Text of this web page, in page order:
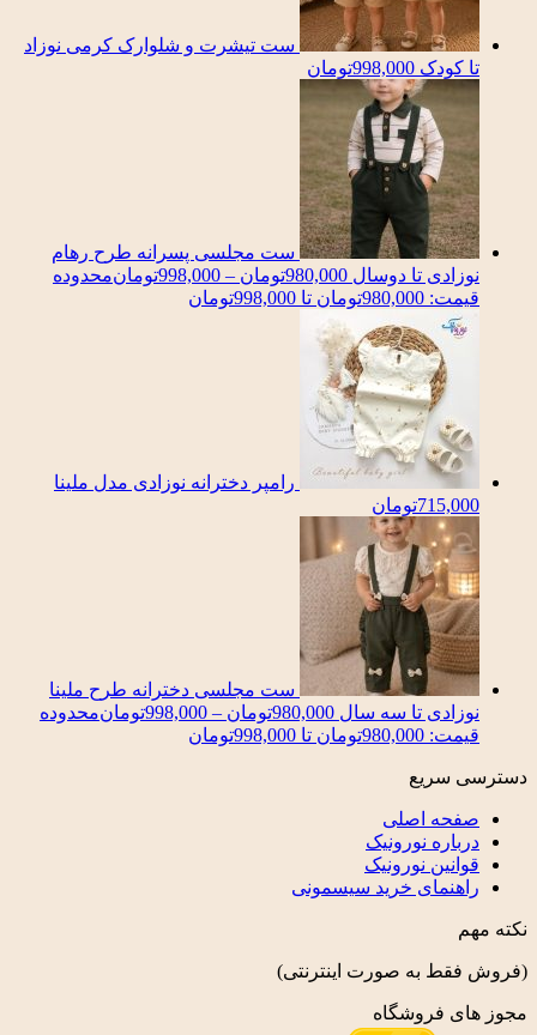
ست تیشرت و شلوارک کرمی نوزاد
تا کودک 998,000تومان
ست مجلسی پسرانه طرح رهام
نوزادی تا دوسال 980,000تومان –
998,000تومانمحدوده
قیمت: 980,000تومان تا 998,000تومان
رامپر دخترانه نوزادی مدل ملینا
715,000تومان
ست مجلسی دخترانه طرح ملینا
نوزادی تا سه سال 980,000تومان –
998,000تومانمحدوده
قیمت: 980,000تومان تا 998,000تومان
دسترسی سریع
صفحه اصلی
درباره نورونیک
قوانین نورونیک
راهنمای خرید سیسمونی
نکته مهم
(فروش فقط به صورت اینترنتی)
مجوز های فروشگاه